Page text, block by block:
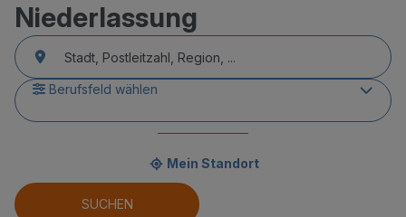
Niederlassung
accessibility.searchform.label.searchform
accessibility.searchform.label.searchinput
Berufsfeld wählen
Mein Standort
accessibility.searchform.autocomplete_status
accessibility.searchform.autocomplete_status
SUCHEN